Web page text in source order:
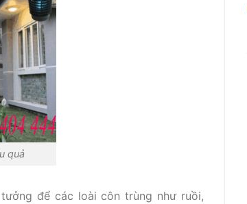
quả
để các loài côn trùng như ruồi,